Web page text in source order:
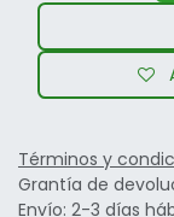
Términos y
Grantía de
Envío: 2-3 días